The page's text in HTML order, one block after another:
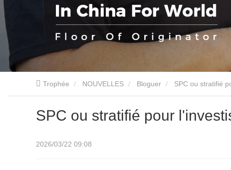
Trophée NOUVELLES Bloguer SPC ou stratifié
SPC ou stratifié pour
2026/03/22 09:08